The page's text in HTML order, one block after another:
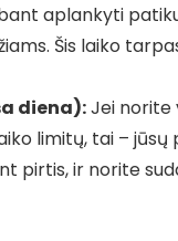
aplankyti
Šis laiko
diena):Jei norite
limitų, tai –
pirtis, ir norite